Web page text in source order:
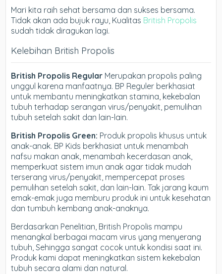
Mari kita raih sehat bersama dan sukses bersama.
Tidak akan ada bujuk rayu, Kualitas British Propolis
sudah tidak diragukan lagi.
Kelebihan British Propolis
British Propolis Regular Merupakan propolis paling
unggul karena manfaatnya. BP Reguler berkhasiat
untuk membantu meningkatkan stamina, kekebalan
tubuh terhadap serangan virus/penyakit, pemulihan
tubuh setelah sakit dan lain-lain.
British Propolis Green: Produk propolis khusus untuk
anak-anak. BP Kids berkhasiat untuk menambah
nafsu makan anak, menambah kecerdasan anak,
memperkuat sistem imun anak agar tidak mudah
terserang virus/penyakit, mempercepat proses
pemulihan setelah sakit, dan lain-lain. Tak jarang kaum
emak-emak juga memburu produk ini untuk kesehatan
dan tumbuh kembang anak-anaknya.
Berdasarkan Penelitian, British Propolis mampu
menangkal berbagai macam virus yang menyerang
tubuh, Sehingga sangat cocok untuk kondisi saat ini.
Produk kami dapat meningkatkan sistem kekebalan
tubuh secara alami dan natural.